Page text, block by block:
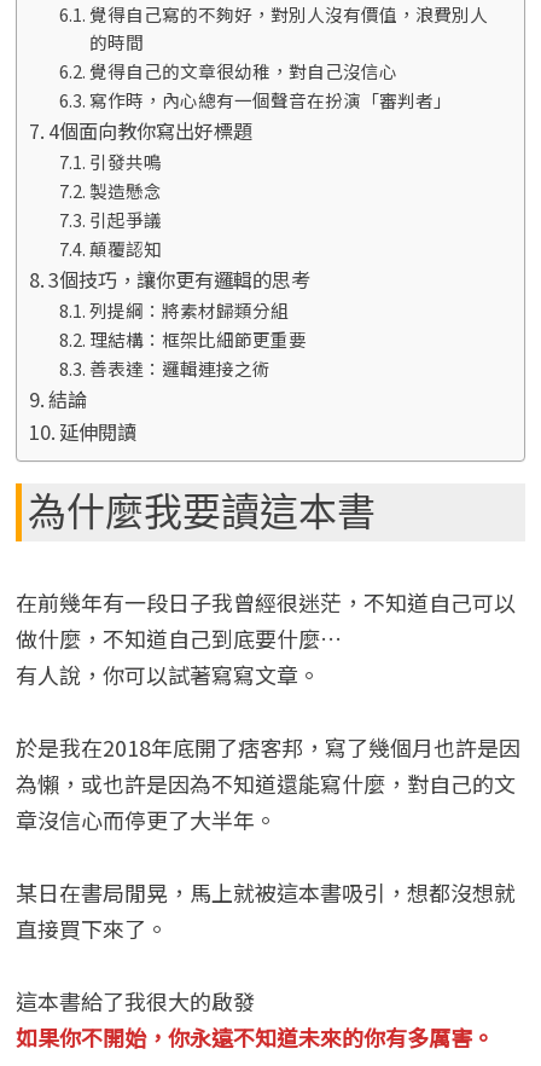
覺得自己寫的不夠好，對別人沒有價值，浪費別人
的時間
覺得自己的文章很幼稚，對自己沒信心
寫作時，內心總有一個聲音在扮演「審判者」
4個面向教你寫出好標題
引發共鳴
製造懸念
引起爭議
顛覆認知
3個技巧，讓你更有邏輯的思考
列提綱：將素材歸類分組
理結構：框架比細節更重要
善表達：邏輯連接之術
結論
延伸閱讀
為什麼我要讀這本書
在前幾年有一段日子我曾經很迷茫，不知道自己可以
做什麼，不知道自己到底要什麼…
有人說，你可以試著寫寫文章。
於是我在2018年底開了痞客邦，寫了幾個月也許是因
為懶，或也許是因為不知道還能寫什麼，對自己的文
章沒信心而停更了大半年。
某日在書局閒晃，馬上就被這本書吸引，想都沒想就
直接買下來了。
這本書給了我很大的啟發
如果你不開始，你永遠不知道未來的你有多厲害。